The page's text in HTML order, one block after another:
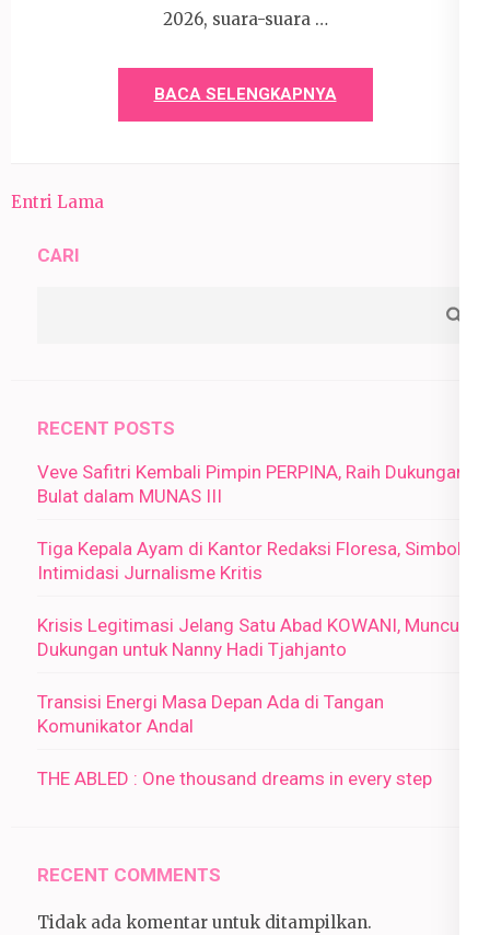
2026, suara-suara …
BACA SELENGKAPNYA
Entri Lama
CARI
RECENT POSTS
Veve Safitri Kembali Pimpin PERPINA, Raih Dukungan
Bulat dalam MUNAS III
Tiga Kepala Ayam di Kantor Redaksi Floresa, Simbol
Intimidasi Jurnalisme Kritis
Krisis Legitimasi Jelang Satu Abad KOWANI, Muncul
Dukungan untuk Nanny Hadi Tjahjanto
Transisi Energi Masa Depan Ada di Tangan
Komunikator Andal
THE ABLED : One thousand dreams in every step
RECENT COMMENTS
Tidak ada komentar untuk ditampilkan.